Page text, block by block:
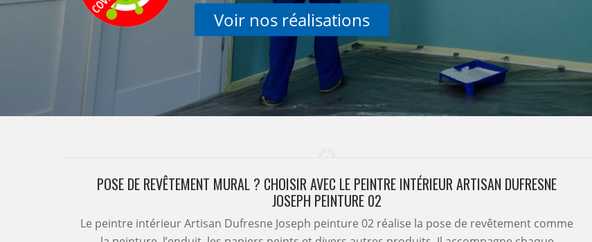
Voir nos réalisations
POSE DE REVÊTEMENT MURAL ? CHOISIR AVEC LE PEINTRE INTÉRIEUR ARTISAN DUFRESNE
JOSEPH PEINTURE 02
Le peintre intérieur Artisan Dufresne Joseph peinture 02 réalise la pose de revêtement comme